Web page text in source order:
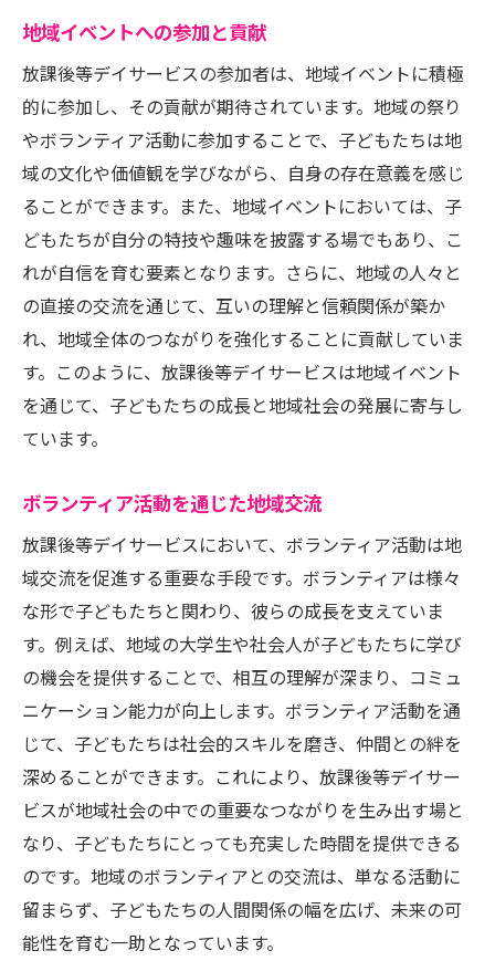
地域イベントへの参加と貢献
放課後等デイサービスの参加者は、地域イベントに積極
的に参加し、その貢献が期待されています。地域の祭り
やボランティア活動に参加することで、子どもたちは地
域の文化や価値観を学びながら、自身の存在意義を感じ
ることができます。また、地域イベントにおいては、子
どもたちが自分の特技や趣味を披露する場でもあり、こ
れが自信を育む要素となります。さらに、地域の人々と
の直接の交流を通じて、互いの理解と信頼関係が築か
れ、地域全体のつながりを強化することに貢献していま
す。このように、放課後等デイサービスは地域イベント
を通じて、子どもたちの成長と地域社会の発展に寄与し
ています。
ボランティア活動を通じた地域交流
放課後等デイサービスにおいて、ボランティア活動は地
域交流を促進する重要な手段です。ボランティアは様々
な形で子どもたちと関わり、彼らの成長を支えていま
す。例えば、地域の大学生や社会人が子どもたちに学び
の機会を提供することで、相互の理解が深まり、コミュ
ニケーション能力が向上します。ボランティア活動を通
じて、子どもたちは社会的スキルを磨き、仲間との絆を
深めることができます。これにより、放課後等デイサー
ビスが地域社会の中での重要なつながりを生み出す場と
なり、子どもたちにとっても充実した時間を提供できる
のです。地域のボランティアとの交流は、単なる活動に
留まらず、子どもたちの人間関係の幅を広げ、未来の可
能性を育む一助となっています。